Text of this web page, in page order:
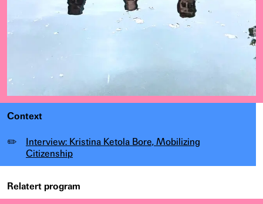
Context
✏️
Interview: Kristina Ketola Bore, Mobilizing
Citizenship
Relatert program